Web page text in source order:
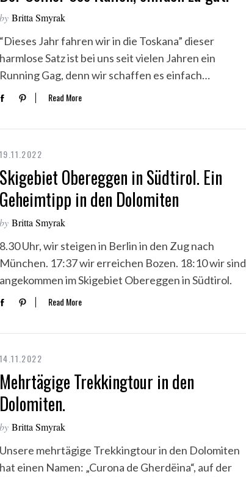
by Britta Smyrak
“Dieses Jahr fahren wir in die Toskana” dieser
harmlose Satz ist bei uns seit vielen Jahren ein
Running Gag, denn wir schaffen es einfach…
Read More
19.11.2022
Skigebiet Obereggen in Südtirol. Ein
Geheimtipp in den Dolomiten
by Britta Smyrak
8.30 Uhr, wir steigen in Berlin in den Zug nach
München. 17:37 wir erreichen Bozen. 18:10 wir sind
angekommen im Skigebiet Obereggen in Südtirol.
Read More
14.11.2022
Mehrtägige Trekkingtour in den
Dolomiten.
by Britta Smyrak
Unsere mehrtägige Trekkingtour in den Dolomiten
hat einen Namen: „Curona de Gherdëina“, auf der